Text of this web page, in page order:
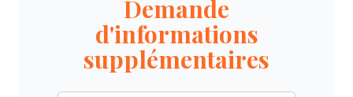
Demande
d'informations
supplémentaires